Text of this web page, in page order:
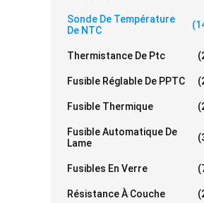
Sonde De Température
De NTC
Thermistance De Ptc
Fusible Réglable De PPTC
Fusible Thermique
Fusible Automatique De
Lame
Fusibles En Verre
Résistance À Couche